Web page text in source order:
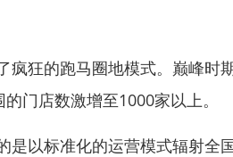
狂的跑马圈地模式。巅峰时
门店数激增至1000家以上。
以标准化的运营模式辐射全